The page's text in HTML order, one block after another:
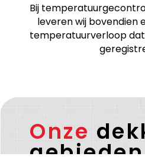
Bij
leveren wij bovendien
temperatuurverloop
Onze
gebieden